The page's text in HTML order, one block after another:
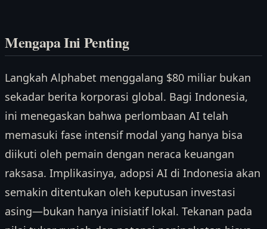
Mengapa Ini Penting
Langkah Alphabet menggalang $80 miliar bukan
sekadar berita korporasi global. Bagi Indonesia,
ini menegaskan bahwa perlombaan AI telah
memasuki fase intensif modal yang hanya bisa
diikuti oleh pemain dengan neraca keuangan
raksasa. Implikasinya, adopsi AI di Indonesia akan
semakin ditentukan oleh keputusan investasi
asing—bukan hanya inisiatif lokal. Tekanan pada